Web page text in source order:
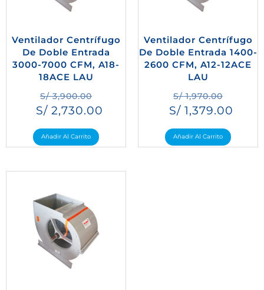
Ventilador Centrífugo
De Doble Entrada
3000-7000 CFM, A18-
18ACE LAU
S/3,900.00
S/2,730.00
Añadir Al Carrito
Ventilador Centrífugo
De Doble Entrada 1400-
2600 CFM, A12-12ACE
LAU
S/1,970.00
S/ 1,379.00
Añadir Al Carrito